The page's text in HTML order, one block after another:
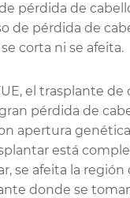
pérdida de
de pérdida de
corta ni se afeita.
el trasplante de
pérdida de
apertura
está
se afeita la región
donde se